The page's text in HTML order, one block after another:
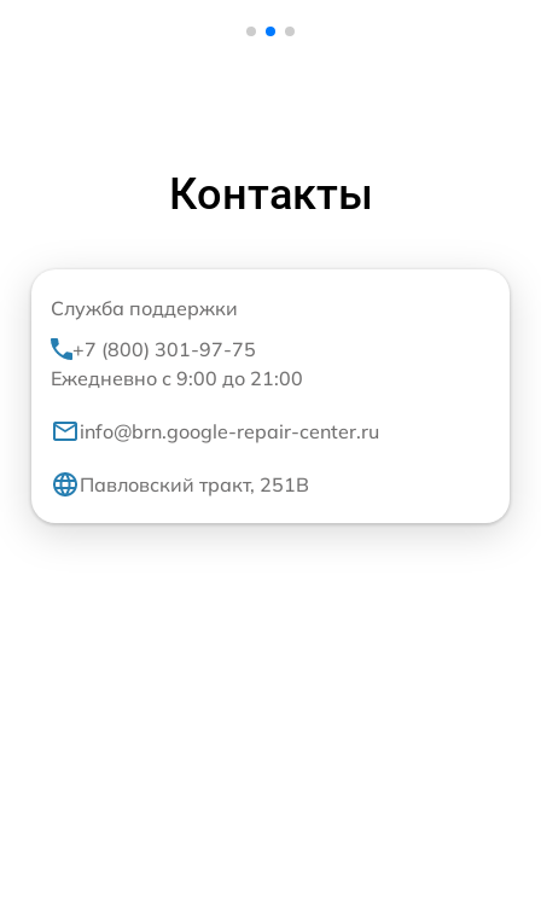
Контакты
Служба поддержки
+7 (800) 301-97-75
Ежедневно с 9:00 до 21:00
info@brn.google-repair-center.ru
Павловский тракт, 251В